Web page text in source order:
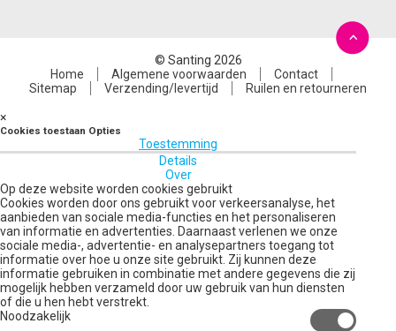
© Santing 2026
Home
Algemene voorwaarden
Contact
Sitemap
Verzending/levertijd Ruilen en retourneren
×
Cookies toestaan Opties
Toestemming
Details
Over
Op deze website worden cookies gebruikt
Cookies worden door ons gebruikt voor verkeersanalyse, het
aanbieden van sociale media-functies en het personaliseren
van informatie en advertenties. Daarnaast verlenen we onze
sociale media-, advertentie- en analysepartners toegang tot
informatie over hoe u onze site gebruikt. Zij kunnen deze
informatie gebruiken in combinatie met andere gegevens die zij
mogelijk hebben verzameld door uw gebruik van hun diensten
of die u hen hebt verstrekt.
Noodzakelijk